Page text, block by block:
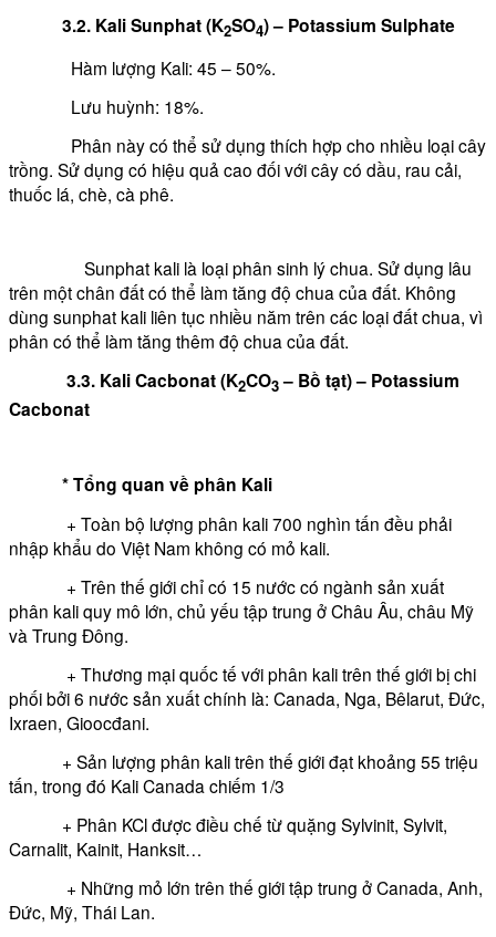
3.2. Kali Sunphat (K2SO4) – Potassium Sulphate
Hàm lượng Kali: 45 – 50%.
Lưu huỳnh: 18%.
Phân này có thể sử dụng thích hợp cho nhiều loại cây
trồng. Sử dụng có hiệu quả cao đối với cây có dầu, rau cải,
thuốc lá, chè, cà phê.
Sunphat kali là loại phân sinh lý chua. Sử dụng lâu
trên một chân đất có thể làm tăng độ chua của đất. Không
dùng sunphat kali liên tục nhiều năm trên các loại đất chua, vì
phân có thể làm tăng thêm độ chua của đất.
3.3. Kali Cacbonat (K2CO3– Bồ tạt) – Potassium
Cacbonat
* Tổng quan về phân Kali
+ Toàn bộ lượng phân kali 700 nghìn tấn đều phải
nhập khẩu do Việt Nam không có mỏ kali.
+ Trên thế giới chỉ có 15 nước có ngành sản xuất
phân kali quy mô lớn, chủ yếu tập trung ở Châu Âu, châu Mỹ
và Trung Đông.
+ Thương mại quốc tế với phân kali trên thế giới bị chi
phối bởi 6 nước sản xuất chính là: Canada, Nga, Bêlarut, Đức,
Ixraen, Gioocđani.
+ Sản lượng phân kali trên thế giới đạt khoảng 55 triệu
tấn, trong đó Kali Canada chiếm 1/3
+ Phân KCl được điều chế từ quặng Sylvinit, Sylvit,
Carnalit, Kainit, Hanksit…
+ Những mỏ lớn trên thế giới tập trung ở Canada, Anh,
Đức, Mỹ, Thái Lan.